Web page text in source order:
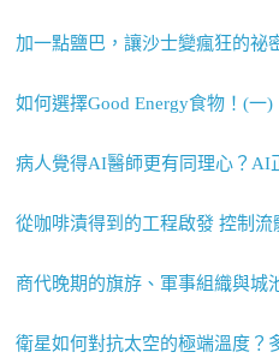
加一點鹽巴，讓沙士變瘋狂的祕
如何選擇Good Energy食物！(一)
病人覺得AI醫師更有同理心？AI
從咖啡漬得到的工程啟發 控制流
商代晚期的旗斿、軍事組織與城
衛星如何對抗太空的極端溫度？